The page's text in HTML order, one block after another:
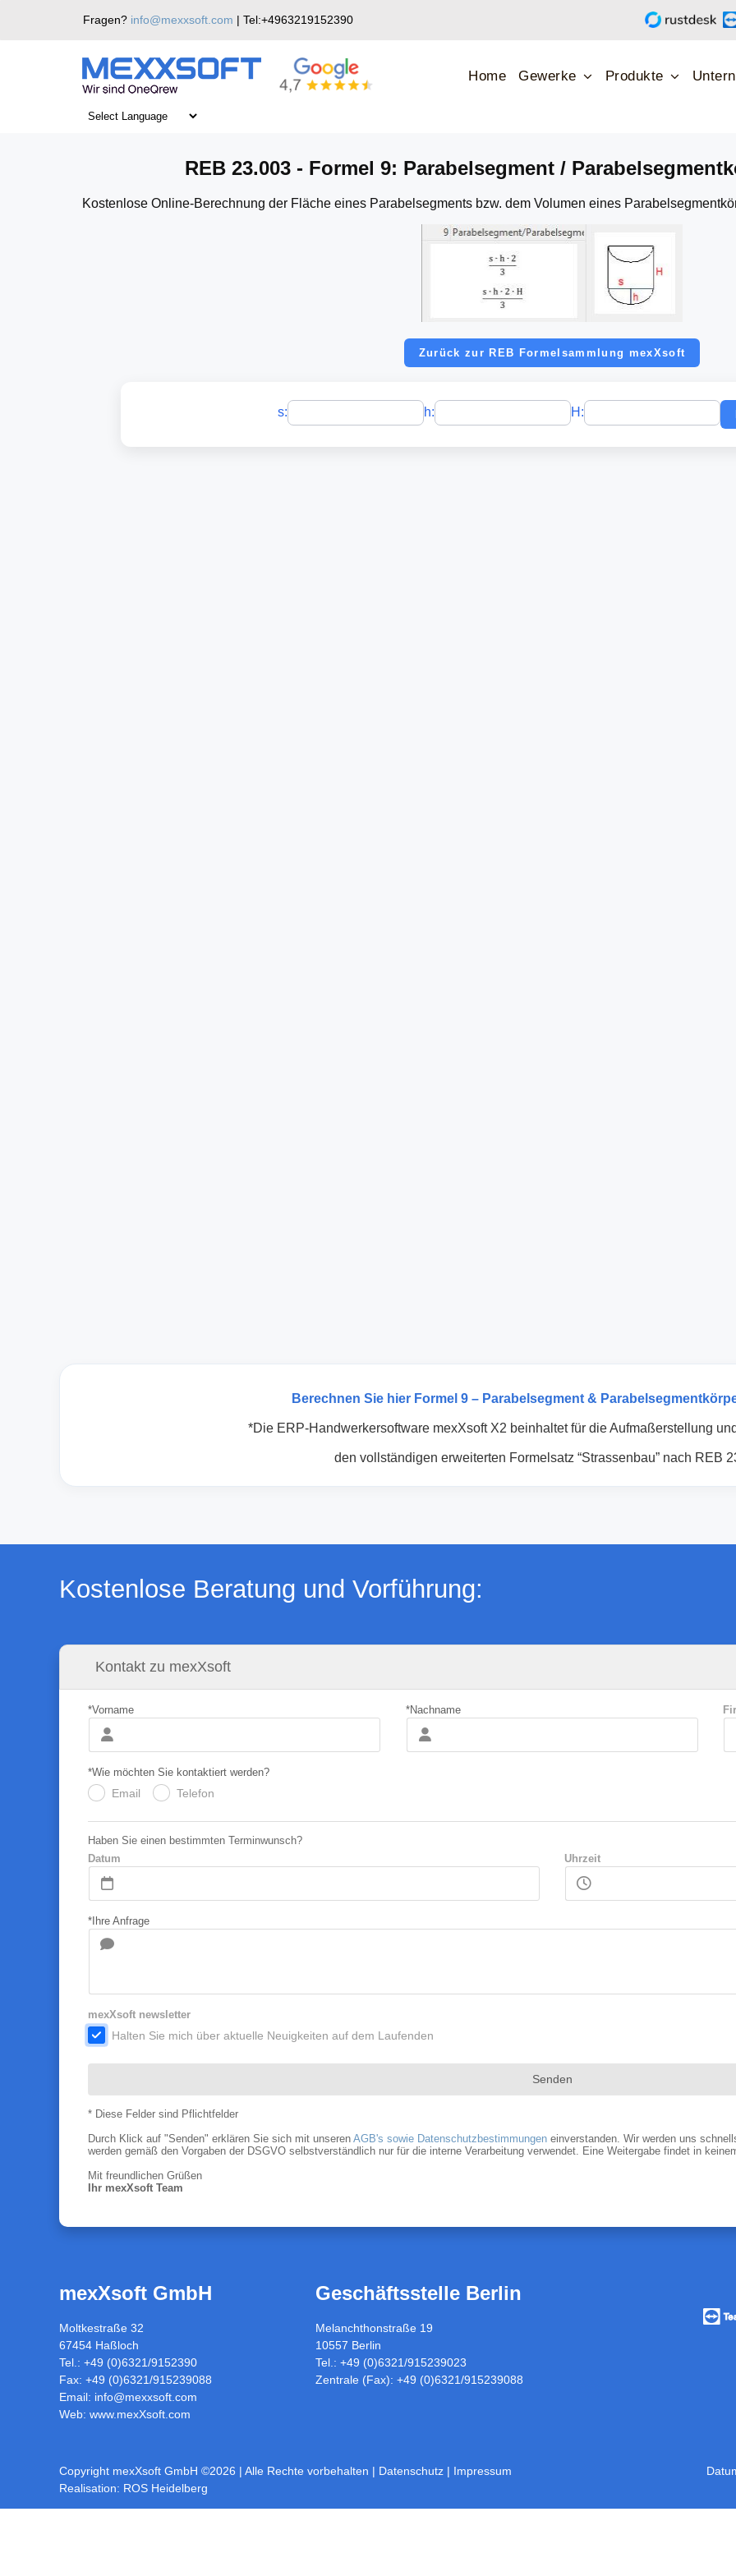
Fragen? info@mexxsoft.com | Tel:+4963219152390
Home Gewerke Produkte
REB 23.003: Formel 9 – Parabelsegment / Parabelsegmentkörper : Onlineberechnung mit 3D-Grafik
Berechnen Sie hier Formel 9 – Parabelsegment &
*Die ERP-Handwerkersoftware mexXsoft X2 beinhaltet für die Aufmaßerstellung
den vollständigen erweiterten Formelsatz “Strassenbau” nach REB
Kostenlose Beratung und Vorführung:
Kontakt zu mexXsoft
*Vorname *Nachname
*Wie möchten Sie kontaktiert werden?
Email Telefon
Haben Sie einen bestimmten Terminwunsch?
Datum
Uhrzeit
*Ihre Anfrage
mexXsoft newsletter
. Halten Sie mich über aktuelle Neuigkeiten auf dem Laufenden
Senden
* Diese Felder sind Pflichtfelder
Durch Klick auf "Senden" erklären Sie sich mit unseren AGB's sowie Datenschutzbestimmungeneinverstanden. Wir werden uns
werden gemäß den Vorgaben der DSGVO selbstverständlich nur für die interne Verarbeitung verwendet. Eine Weitergabe findet in
Mit freundlichen Grüßen
Ihr mexXsoft Team
mexXsoft GmbH
Moltkestraße 32
67454 Haßloch
Tel.: +49 (0)6321/9152390
Fax: +49 (0)6321/915239088
Email: info@mexxsoft.com
Web: www.mexXsoft.com
Geschäftsstelle Berlin
Melanchthonstraße 19
10557 Berlin
Tel.: +49 (0)6321/915239023
Zentrale (Fax): +49 (0)6321/915239088
/
Copyright mexXsoft GmbH ©2026 | Alle Rechte vorbehalten | Datenschutz | Impressum
Realisation: ROS Heidelberg